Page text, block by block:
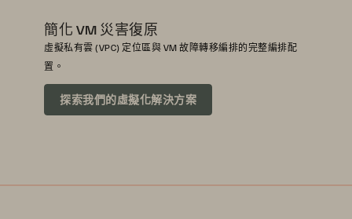
簡化 VM 災害復原
虛擬私有雲 (VPC) 定位區與 VM 故障轉移編排的完整編排配
置。
探索我們的虛擬化解決方案